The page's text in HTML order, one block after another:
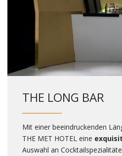
THE LONG BAR
Mit einer beeindruckenden
THE MET HOTEL eine
Auswahl an